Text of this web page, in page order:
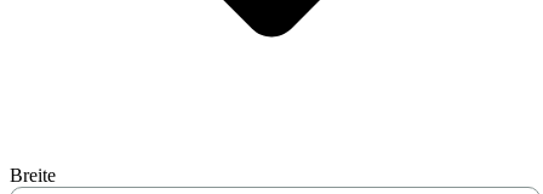
Breite